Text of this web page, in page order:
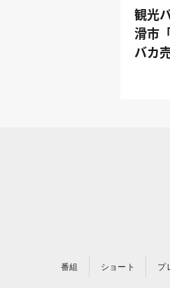
観光
滑市
バカ
番組 ショート プ